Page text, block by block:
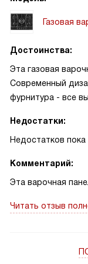
Газовая
Достоинства:
Эта газовая
Современный
фурнитура - все
Недостатки:
Недостатков
Комментарий:
Эта варочная
современный
Но самое главное
Читать отзыв